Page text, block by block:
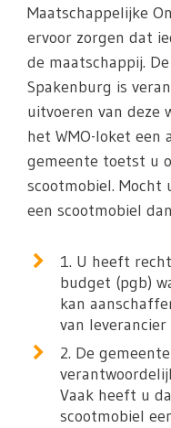
Maatschappelijke
ervoor zorgen dat
de maatschappij.
Spakenburg is
uitvoeren van deze
het WMO-loket een
gemeente toetst u
scootmobiel. Mocht
een scootmobiel
1. U heeft
budget (pgb)
kan
van
2. De
Vaak heeft u
scootmobiel